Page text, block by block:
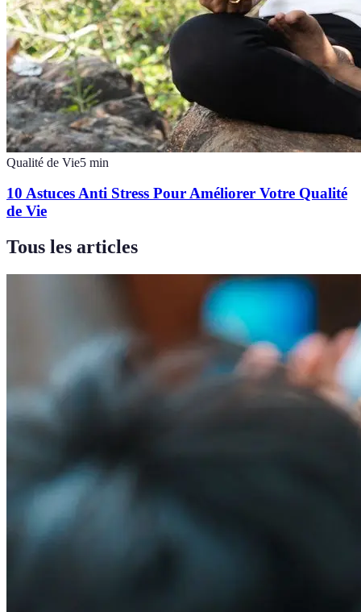
Qualité de Vie5 min
10 Astuces Anti Stress Pour Améliorer Votre Qualité
de Vie
Tous les articles